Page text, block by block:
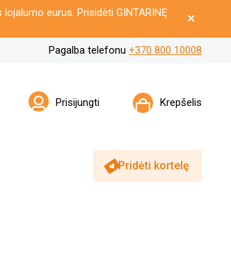
eurus. Prisidėti GINTARINĘ
Pagalba telefonu +370 800 10008
Prisijungti Krepšelis
Pridėti kortelę